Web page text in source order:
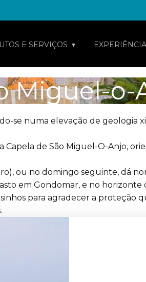
E SERVIÇOS
Miguel-o-
se numa elevação de geologia
de São Miguel-O-Anjo,
ou no domingo seguinte, dá
em Gondomar, e no horizonte
para agradecer a proteção